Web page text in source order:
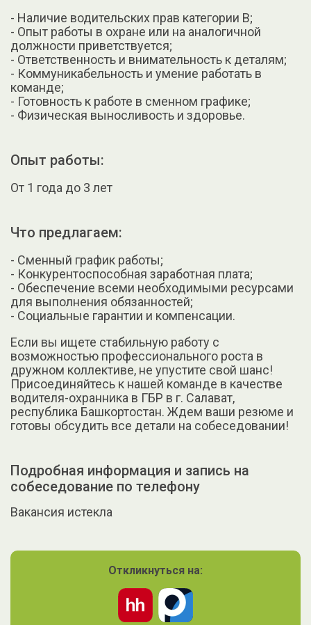
- Наличие водительских прав категории B;
- Опыт работы в охране или на аналогичной
должности приветствуется;
- Ответственность и внимательность к деталям;
- Коммуникабельность и умение работать в
команде;
- Готовность к работе в сменном графике;
- Физическая выносливость и здоровье.
Опыт работы:
От 1 года до 3 лет
Что предлагаем:
- Сменный график работы;
- Конкурентоспособная заработная плата;
- Обеспечение всеми необходимыми ресурсами
для выполнения обязанностей;
- Социальные гарантии и компенсации.
Если вы ищете стабильную работу с
возможностью профессионального роста в
дружном коллективе, не упустите свой шанс!
Присоединяйтесь к нашей команде в качестве
водителя-охранника в ГБР в г. Салават,
республика Башкортостан. Ждем ваши резюме и
готовы обсудить все детали на собеседовании!
Подробная информация и запись на
собеседование по телефону
Вакансия истекла
Откликнуться на: